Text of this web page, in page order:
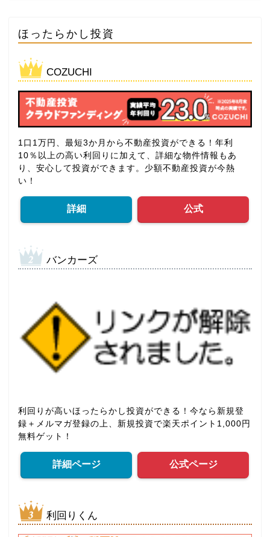
ほったらかし投資
COZUCHI
1口1万円、最短3か月から不動産投資ができる！年利
10％以上の高い利回りに加えて、詳細な物件情報もあ
り、安心して投資ができます。少額不動産投資が今熱
い！
詳細 公式
バンカーズ
利回りが高いほったらかし投資ができる！今なら新規登
録＋メルマガ登録の上、新規投資で楽天ポイント1,000円
無料ゲット！
詳細ページ 公式ページ
利回りくん